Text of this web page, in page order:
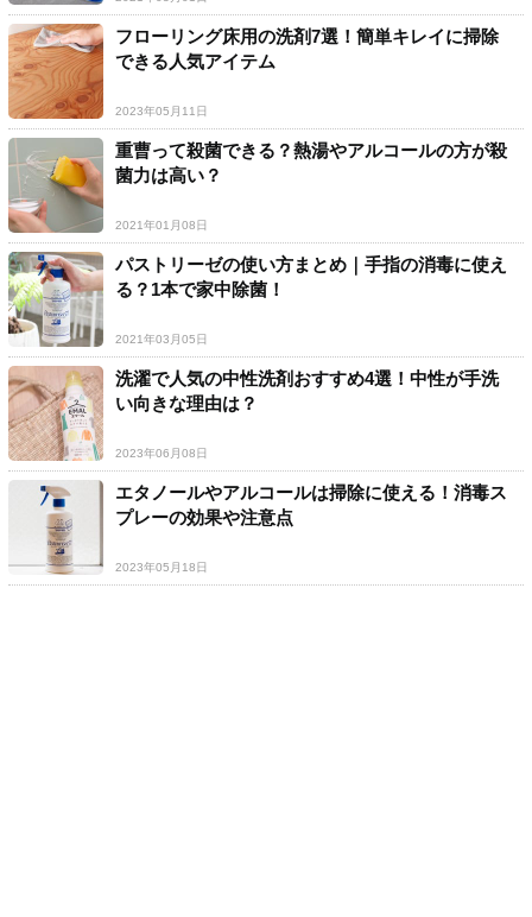
フローリング床用の洗剤7選！簡単キレイに掃除
できる人気アイテム
2023年05月11日
重曹って殺菌できる？熱湯やアルコールの方が殺
菌力は高い？
2021年01月08日
パストリーゼの使い方まとめ｜手指の消毒に使え
る？1本で家中除菌！
2021年03月05日
洗濯で人気の中性洗剤おすすめ4選！中性が手洗
い向きな理由は？
2023年06月08日
エタノールやアルコールは掃除に使える！消毒ス
プレーの効果や注意点
2023年05月18日